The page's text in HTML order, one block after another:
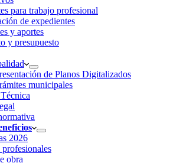
para trabajo profesional
de expedientes
y aportes
y presupuesto
de Planos Digitalizados
municipales
2026
profesionales
obra